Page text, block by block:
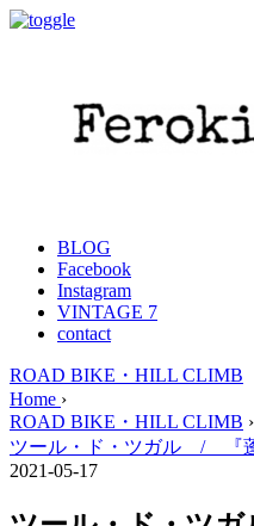
BLOG
Facebook
Instagram
VINTAGE 7
contact
ROAD BIKE・HILL CLIMB
Home ›
ROAD BIKE・HILL CLIMB ›
ツール・ド・ツガル / 『
2021-05-17